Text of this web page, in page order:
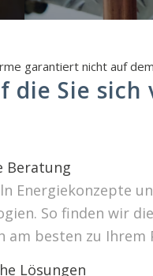
garantiert nicht auf
die Sie sich
Beratung
Energiekonzepte
So finden wir
am besten zu Ihrem
Lösungen